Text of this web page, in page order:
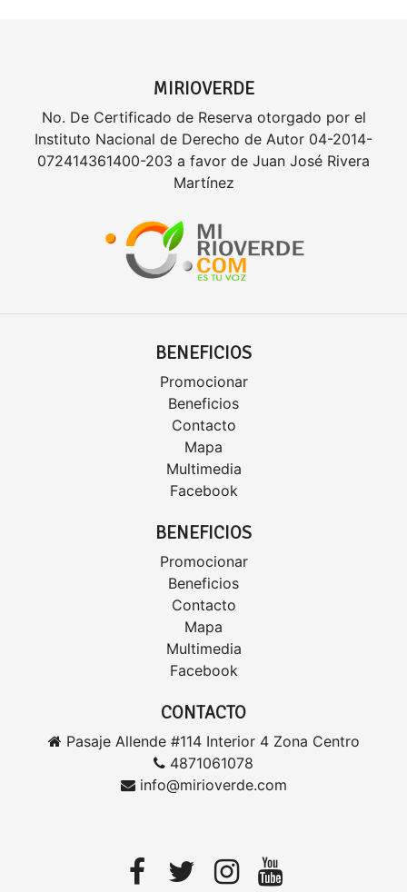
MIRIOVERDE
No. De Certificado de Reserva otorgado por el
Instituto Nacional de Derecho de Autor 04-2014-
072414361400-203 a favor de Juan José Rivera
Martínez
BENEFICIOS
Promocionar
Beneficios
Contacto
Mapa
Multimedia
Facebook
BENEFICIOS
Promocionar
Beneficios
Contacto
Mapa
Multimedia
Facebook
CONTACTO
Pasaje Allende #114 Interior 4 Zona Centro
4871061078
info@mirioverde.com